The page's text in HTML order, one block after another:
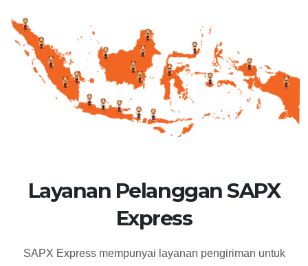
Layanan Pelanggan SAPX
Express
SAPX Express mempunyai layanan pengiriman untuk